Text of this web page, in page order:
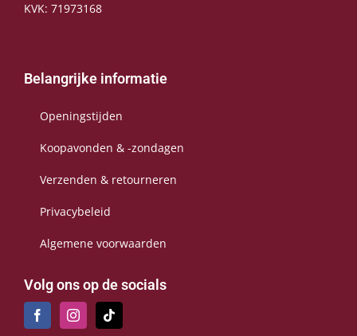
KVK: 71973168
Belangrijke informatie
Openingstijden
Koopavonden & -zondagen
Verzenden & retourneren
Privacybeleid
Algemene voorwaarden
Volg ons op de socials